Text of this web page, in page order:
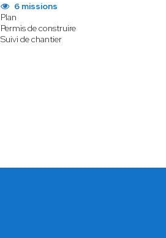
6 missions
Plan
Permis de construire
Suivi de chantier